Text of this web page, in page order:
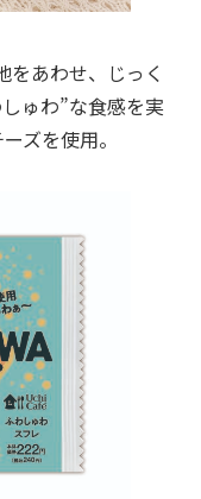
をあわせ、じっく
ゅわ”な食感を実
ズを使用。